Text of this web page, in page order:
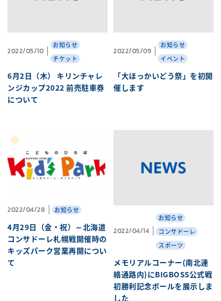
2022/05/10
お知らせ
チケット
6月2日（木） キリンチャレ
ンジカップ2022 前売駐車券
について
2022/05/09
お知らせ
イベント
「大ほっかいどう祭」を初開
催します
2022/04/28 お知らせ
4月29日（金・祝）～北海道
コンサドーレ札幌戦開催時の
キッズパーク営業再開につい
て
2022/04/14
お知らせ
コンサドーレ
スポーツ
メモリアルコーナー(南北連
絡通路内)にBIGBOSS公式戦
初勝利記念ボールを展示しま
した